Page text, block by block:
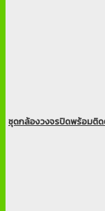
ชุดกล้องวงจรปิดพร้อมติ